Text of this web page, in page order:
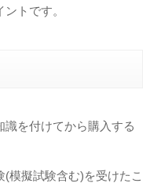
トです。
を付けてから購入する
模擬試験含む)を受けたこ